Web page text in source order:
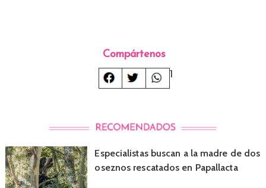
Compártenos
1
Especialistas buscan a la madre de dos
oseznos rescatados en Papallacta